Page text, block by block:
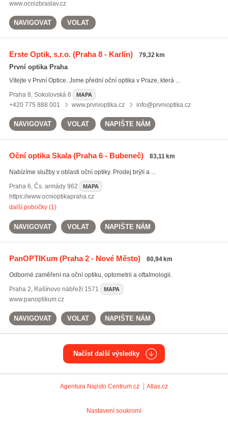
www.ocnizbraslav.cz
NAVIGOVAT VOLAT
Erste Optik, s.r.o.(Praha 8 - Karlín) 79,32 km
První optika Praha
Vítejte v První Optice. Jsme přední oční optika v Praze, která ...
Praha 8, Sokolovská 6 MAPA
+420 775 888 001 www.prvnioptika.cz info@prvnioptika.cz
NAVIGOVAT VOLAT NAPIŠTE NÁM
Oční optika Skala(Praha 6 - Bubeneč) 83,11 km
Nabízíme služby v oblasti oční optiky. Prodej brýlí a ...
Praha 6, Čs. armády 962 MAPA
https://www.ocnioptikapraha.cz
další pobočky (1)
NAVIGOVAT VOLAT NAPIŠTE NÁM
PanOPTIKum(Praha 2 - Nové Město) 80,94 km
Odborné zaměření na oční optiku, optometrii a oftalmologii.
Praha 2, Rašínovo nábřeží 1571 MAPA
www.panoptikum.cz
NAVIGOVAT VOLAT NAPIŠTE NÁM
Načíst další výsledky
Agentura Najisto Centrum.cz Atlas.cz
Nastavení soukromí